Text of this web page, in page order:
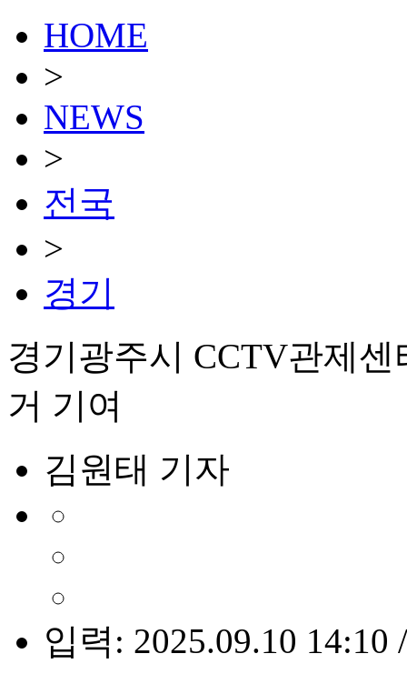
HOME
>
NEWS
>
전국
>
경기
경기광주시 CCTV관제
거 기여
김원태 기자
입력: 2025.09.10 14:10